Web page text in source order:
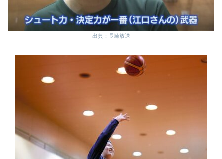
出典：長崎放送